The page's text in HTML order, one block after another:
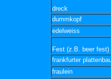
dreck
dummkopf
edelweiss
Fest (z.B. beer fest)
frankfurter
fraulein